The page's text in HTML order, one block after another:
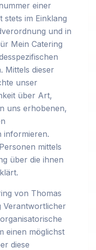
einer
im Einklang
und in
Mein Catering
Mittels dieser
unser
über Art,
uns erhobenen,
informieren.
mittels
über die ihnen
von Thomas
Verantwortlicher
einen möglichst
diese